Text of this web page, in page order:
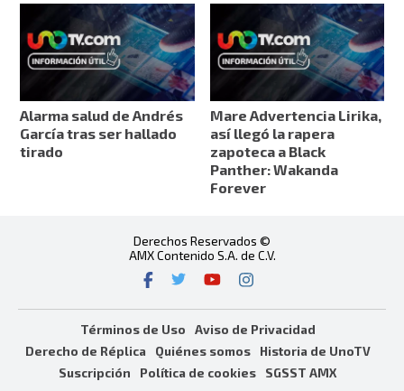
Alarma salud de Andrés
García tras ser hallado
tirado
Mare Advertencia Lirika,
así llegó la rapera
zapoteca a Black
Panther: Wakanda
Forever
Derechos Reservados ©
AMX Contenido S.A. de C.V.
Términos de Uso
Aviso de Privacidad
Derecho de Réplica
Quiénes somos
Historia de UnoTV
Suscripción
Política de cookies SGSST AMX